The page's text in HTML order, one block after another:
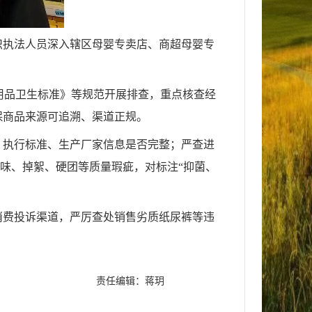
法人员深入辖区母婴专卖店、商超母婴专
品卫生标准》等规范开展排查，重点核查经
品来源可追溯、渠道正规。
行标准、生产厂家信息是否完整；严查进
、掉絮、硬团等质量瑕疵，对标注“抑菌、
投诉渠道，严厉查处销售劣质纸尿裤等违
责任编辑：蒋玥